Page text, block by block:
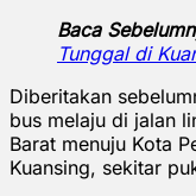
Baca
Tunggal di
Diberitakan
bus melaju di jalan
Barat menuju Kota
Kuansing, sekitar